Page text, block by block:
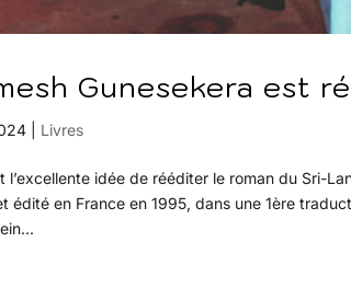
Gunesekera est
Livres
l’excellente idée de rééditer le roman du Sri-
édité en France en 1995, dans une 1ère